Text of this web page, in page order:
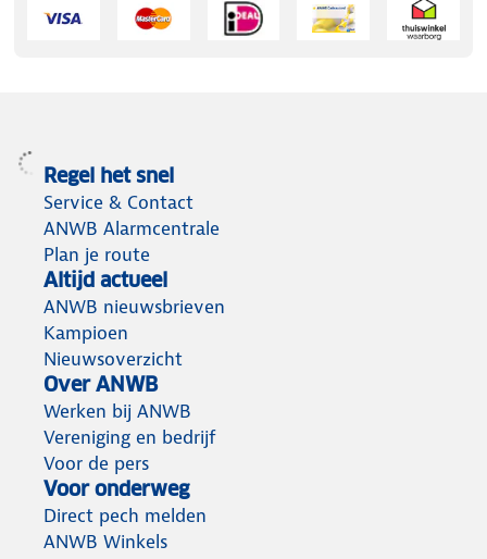
Regel het snel
Service & Contact
ANWB Alarmcentrale
Plan je route
Altijd actueel
ANWB nieuwsbrieven
Kampioen
Nieuwsoverzicht
Over ANWB
Werken bij ANWB
Vereniging en bedrijf
Voor de pers
Voor onderweg
Direct pech melden
ANWB Winkels